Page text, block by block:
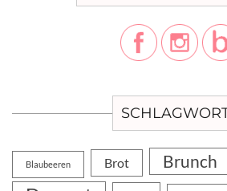
Blaubeeren Brot Brunch